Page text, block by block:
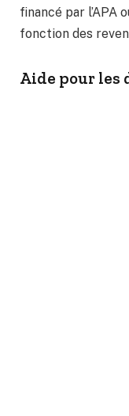
financé par l’APA
fonction des
Aide pour les